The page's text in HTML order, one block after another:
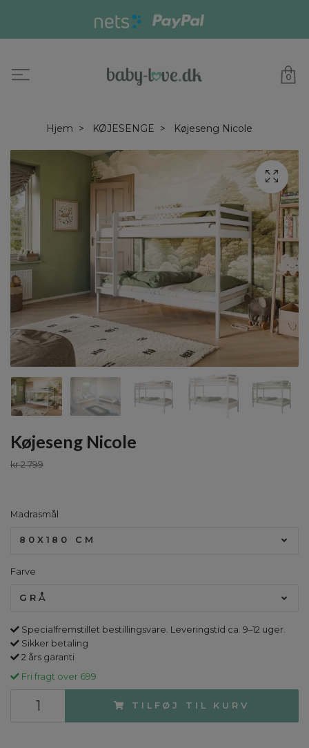
0
Hjem KØJESENGE Køjeseng Nicole
Køjeseng Nicole
kr 2 799
Madrasmål
80X180 CM
Farve
GRÅ
Specialfremstillet bestillingsvare. Leveringstid ca. 9–12 uger.
Sikker betaling
2 års garanti
Fri fragt over 699
TILFØJ TIL KURV